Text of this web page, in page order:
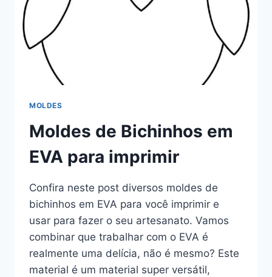
MOLDES
Moldes de Bichinhos em
EVA para imprimir
Confira neste post diversos moldes de
bichinhos em EVA para você imprimir e
usar para fazer o seu artesanato. Vamos
combinar que trabalhar com o EVA é
realmente uma delícia, não é mesmo? Este
material é um material super versátil,